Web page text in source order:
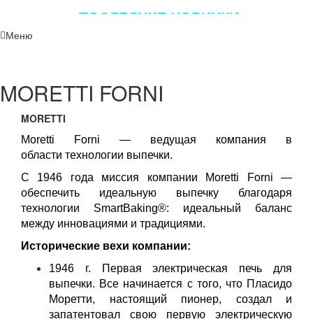
ПОСЛЕДНИЕ НОВИНКИ
Меню
MORETTI FORNI
MORETTI
Moretti Forni — ведущая компания в
области технологии выпечки.
С 1946 года миссия компании
Moretti Forni —
обеспечить идеальную выпечку благодаря
технологии SmartBaking®: идеальный баланс
между инновациями и традициями.
Исторические вехи компании:
1946 г. Первая электрическая печь для
выпечки. Все начинается с того, что Пласидо
Моретти, настоящий пионер, создал и
запатентовал свою первую электрическую